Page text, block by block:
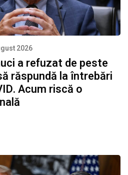
2026
a refuzat de peste
răspundă la întrebări
Acum riscă o